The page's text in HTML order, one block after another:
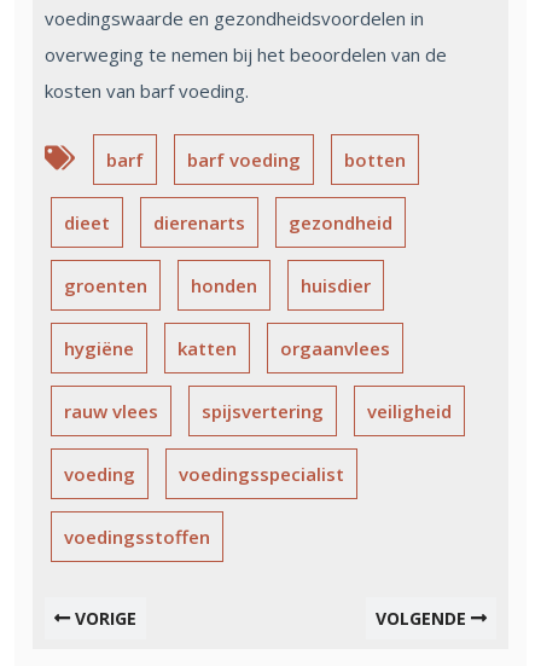
voedingswaarde en gezondheidsvoordelen in
overweging te nemen bij het beoordelen van de
kosten van barf voeding.
barf barf voeding botten
dieet dierenarts gezondheid
groenten honden huisdier
hygiëne katten orgaanvlees
rauw vlees spijsvertering veiligheid
voeding voedingsspecialist
voedingsstoffen
VORIGE VOLGENDE